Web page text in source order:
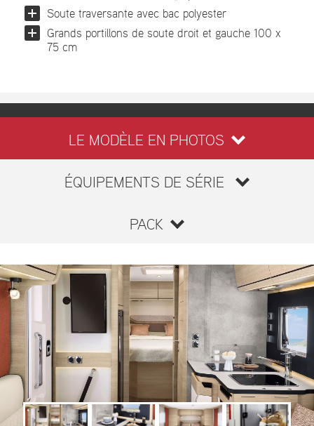
Soute traversante avec bac polyester
Grands portillons de soute droit et gauche 100 x
75 cm
LE MODÈLE EN PHOTOS
ÉQUIPEMENTS DE SÉRIE
PACK